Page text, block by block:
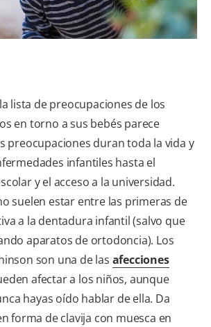
lista de preocupaciones de los
en torno a sus bebés parece
preocupaciones duran toda la vida y
infantiles hasta el
y el acceso a la universidad.
suelen estar entre las primeras de
a la dentadura infantil (salvo que
aparatos de ortodoncia). Los
son una de las afecciones
afectar a los niños, aunque
hayas oído hablar de ella. Da
forma de clavija con muesca en